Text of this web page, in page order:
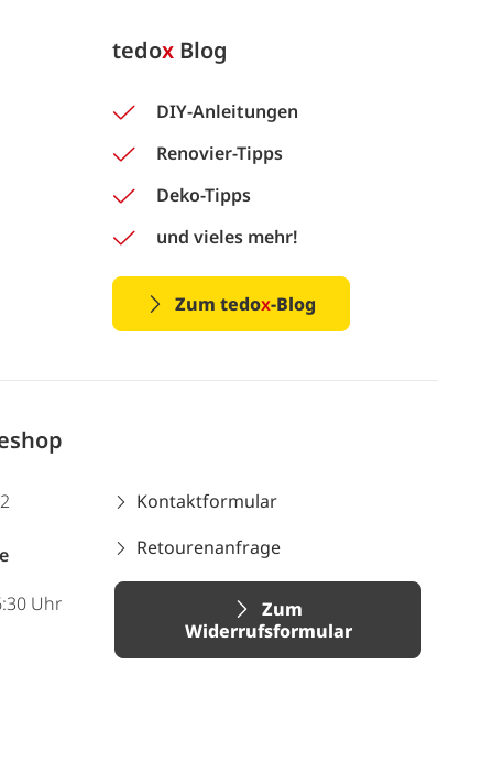
tedox Blog
DIY-Anleitungen
Renovier-Tipps
Deko-Tipps
und vieles mehr!
Zum tedox-Blog
Uhr
Kontaktformular
Retourenanfrage
Zum
Widerrufsformular